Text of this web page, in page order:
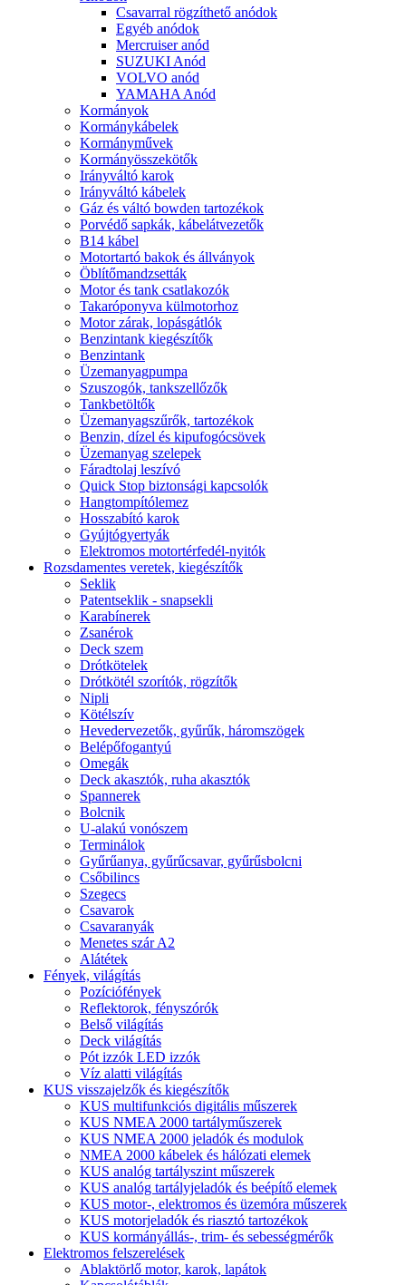
Csavarral rögzíthető anódok
Egyéb anódok
Mercruiser anód
SUZUKI Anód
VOLVO anód
YAMAHA Anód
Kormányok
Kormánykábelek
Kormányművek
Kormányösszekötők
Irányváltó karok
Irányváltó kábelek
Gáz és váltó bowden tartozékok
Porvédő sapkák, kábelátvezetők
B14 kábel
Motortartó bakok és állványok
Öblítőmandzsetták
Motor és tank csatlakozók
Takaróponyva külmotorhoz
Motor zárak, lopásgátlók
Benzintank kiegészítők
Benzintank
Üzemanyagpumpa
Szuszogók, tankszellőzők
Tankbetöltők
Üzemanyagszűrők, tartozékok
Benzin, dízel és kipufogócsövek
Üzemanyag szelepek
Fáradtolaj leszívó
Quick Stop biztonsági kapcsolók
Hangtompítólemez
Hosszabító karok
Gyújtógyertyák
Elektromos motortérfedél-nyitók
Rozsdamentes veretek, kiegészítők
Seklik
Patentseklik - snapsekli
Karabínerek
Zsanérok
Deck szem
Drótkötelek
Drótkötél szorítók, rögzítők
Nipli
Kötélszív
Hevedervezetők, gyűrűk, háromszögek
Belépőfogantyú
Omegák
Deck akasztók, ruha akasztók
Spannerek
Bolcnik
U-alakú vonószem
Terminálok
Gyűrűanya, gyűrűcsavar, gyűrűsbolcni
Csőbilincs
Szegecs
Csavarok
Csavaranyák
Menetes szár A2
Alátétek
Fények, világítás
Pozíciófények
Reflektorok, fényszórók
Belső világítás
Deck világítás
Pót izzók LED izzók
Víz alatti világítás
KUS visszajelzők és kiegészítők
KUS multifunkciós digitális műszerek
KUS NMEA 2000 tartályműszerek
KUS NMEA 2000 jeladók és modulok
NMEA 2000 kábelek és hálózati elemek
KUS analóg tartályszint műszerek
KUS analóg tartályjeladók és beépítő elemek
KUS motor-, elektromos és üzemóra műszerek
KUS motorjeladók és riasztó tartozékok
KUS kormányállás-, trim- és sebességmérők
Elektromos felszerelések
Ablaktörlő motor, karok, lapátok